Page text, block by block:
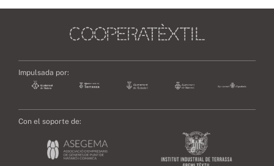
Impulsada por:
Con el soporte de: